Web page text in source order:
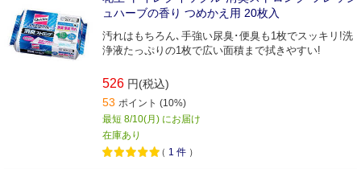
ュハーブの香り つめかえ用 20枚入
汚れはもちろん､手強い尿臭･便臭も1枚でスッキリ!洗
浄液たっぷりの1枚で広い面積まで拭きやすい!
526 円(税込)
53 ポイント (10%)
最短 8/10(月) にお届け
在庫あり
（ 1 件 ）